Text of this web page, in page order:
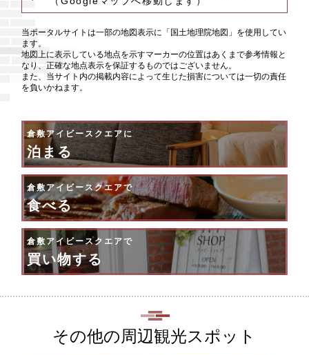
当ポータルサイトは一部の地図表示に「国土地理院地図」を使用してい
ます。
地図上に表示している地点を示すマーカーの位置はあくまで参考情報と
なり、正確な地点表示を保証するものではございません。
また、当サイト内の掲載内容によって生じた損害については一切の責任
を負いかねます。
倉敷アイビースクエアに
泊まる
倉敷アイビースクエアで
食べる
倉敷アイビースクエアで
買い物する
その他の周辺観光スポット